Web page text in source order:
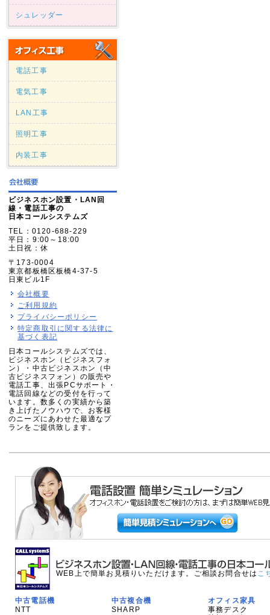
シュレッダー
電話工事
電気工事
LAN工事
照明工事
内装工事
ビジネスホン設置・LAN回
線・電話工事の
日本コールシステムズ
TEL：0120-688-229
平日：9:00～18:00
土日祝：休
〒173-0004
東京都板橋区板橋4-37-5
日東ビル1F
会社概要
ご利用規約
プライバシーポリシー
特定商取引に関する法律に
基づく表記
日本コールシステムズでは、
ビジネスホン（ビジネスフォ
ン）・中古ビジネスホン（中
古ビジネスフォン）の販売や
電話工事、出張PCサポート・
電話回線などの受付を行って
います。数多くの実績から築
き上げたノウハウで、お客様
のニーズにあわせた最適なプ
ランをご提供致します。
WEB上で簡単お見積りいただけます。ご相談お問合せは こ
中古電話機
NTT
中古複合機
SHARP
オフィス家具
事務デスク